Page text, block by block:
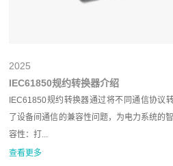
2025
IEC61850规约转换器介绍
IEC61850规约转换器通过将不同通信协议
了设备间通信的兼容性问题，为电力系统的
容性：打...
查看更多